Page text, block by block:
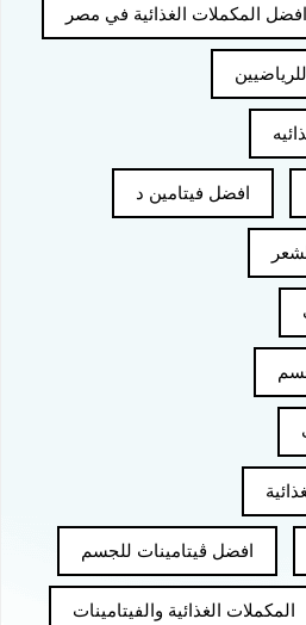
افضل المكملات الغذائية في مصر
افضل فيتامين د
افضل ڤيتامينات للجسم
المكملات الغذائية والفيتامينات